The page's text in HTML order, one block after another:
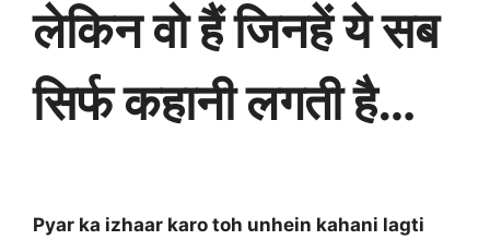
लेकिन वो हैं जिनहें ये सब
सिर्फ कहानी लगती है…
Pyar ka izhaar karo toh unhein kahani lagti